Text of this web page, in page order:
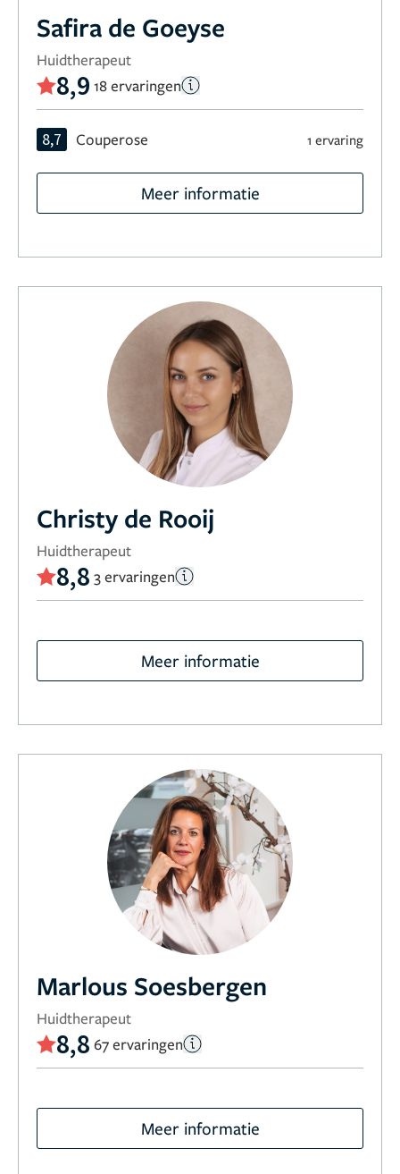
Safira de Goeyse
Huidtherapeut
8,9 18 ervaringen
8,7 Couperose 1 ervaring
Meer informatie
Christy de Rooij
Huidtherapeut
8,8 3 ervaringen
Meer informatie
Marlous Soesbergen
Huidtherapeut
8,8 67 ervaringen
Meer informatie